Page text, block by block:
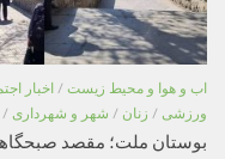
اب و هوا و محیط زیست / اخبار
ورزشی / زنان / شهر و شهرداری /
بوستان ملت؛ مقصد